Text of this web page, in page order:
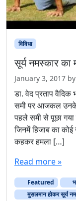
विविधा
सूर्य नमस्कार का
January 3, 2017 by
डा. वेद प्रताप वैदिक
समी पर आजकल उनके
पहले समी से पूछा गया
जिनमें हिजाब का
कहकर हमला […]
Read more »
Featured
मुसलमान होकर सूर्य